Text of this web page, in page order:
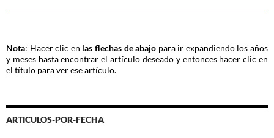
Nota: Hacer clic en las flechas de abajo para ir expandiendo los años
y meses hasta encontrar el artículo deseado y entonces hacer clic en
el título para ver ese artículo.
ARTICULOS-POR-FECHA